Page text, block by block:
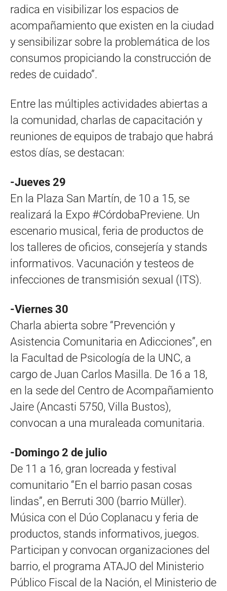
radica en visibilizar los espacios de
acompañamiento que existen en la ciudad
y sensibilizar sobre la problemática de los
consumos propiciando la construcción de
redes de cuidado”.
Entre las múltiples actividades abiertas a
la comunidad, charlas de capacitación y
reuniones de equipos de trabajo que habrá
estos días, se destacan:
-Jueves 29
En la Plaza San Martín, de 10 a 15, se
realizará la Expo #CórdobaPreviene. Un
escenario musical, feria de productos de
los talleres de oficios, consejería y stands
informativos. Vacunación y testeos de
infecciones de transmisión sexual (ITS).
-Viernes 30
Charla abierta sobre “Prevención y
Asistencia Comunitaria en Adicciones”, en
la Facultad de Psicología de la UNC, a
cargo de Juan Carlos Masilla. De 16 a 18,
en la sede del Centro de Acompañamiento
Jaire (Ancasti 5750, Villa Bustos),
convocan a una muraleada comunitaria.
-Domingo 2 de julio
De 11 a 16, gran locreada y festival
comunitario “En el barrio pasan cosas
lindas”, en Berruti 300 (barrio Müller).
Música con el Dúo Coplanacu y feria de
productos, stands informativos, juegos.
Participan y convocan organizaciones del
barrio, el programa ATAJO del Ministerio
Público Fiscal de la Nación, el Ministerio de